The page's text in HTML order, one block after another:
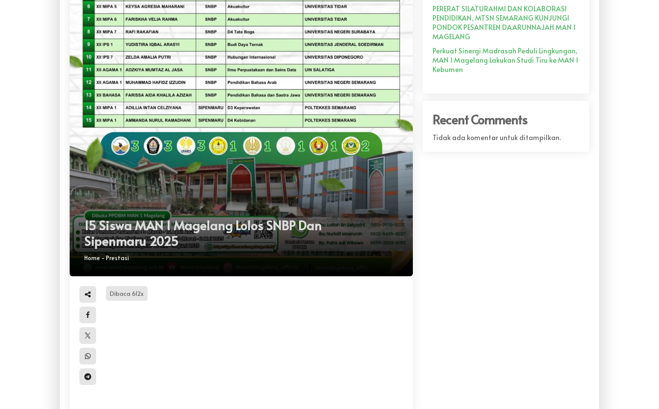
15 Siswa MAN 1 Magelang Lolos SNBP Dan
Sipenmaru 2025
Home-Prestasi
Dibaca 612x
PERERAT SILATURAHMI DAN KOLABORASI
PENDIDIKAN, MTSN SEMARANG KUNJUNGI
PONDOK PESANTREN DAARUNNAJAH MAN 1
MAGELANG
Perkuat Sinergi Madrasah Peduli Lingkungan,
MAN 1 Magelang Lakukan Studi Tiru ke MAN 1
Kebumen
Recent Comments
Tidak ada komentar untuk ditampilkan.